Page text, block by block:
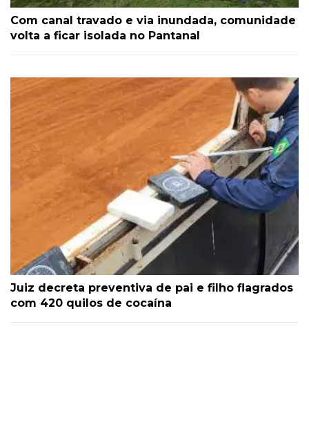
Com canal travado e via inundada, comunidade
volta a ficar isolada no Pantanal
Juiz decreta preventiva de pai e filho flagrados
com 420 quilos de cocaína